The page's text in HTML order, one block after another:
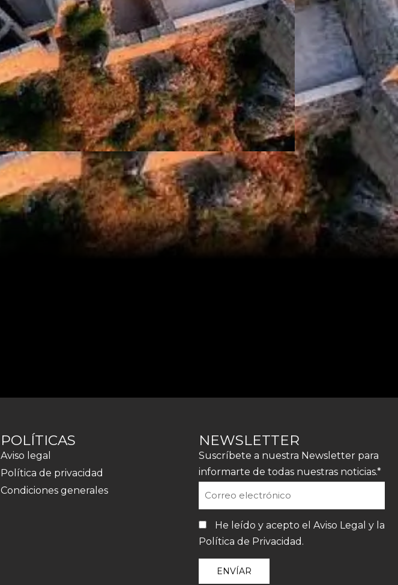
POLÍTICAS
Aviso legal
Política de privacidad
Condiciones generales
NEWSLETTER
Suscríbete a nuestra Newsletter para
informarte de todas nuestras noticias.*
He leído y acepto el Aviso Legal y la
Política de Privacidad .